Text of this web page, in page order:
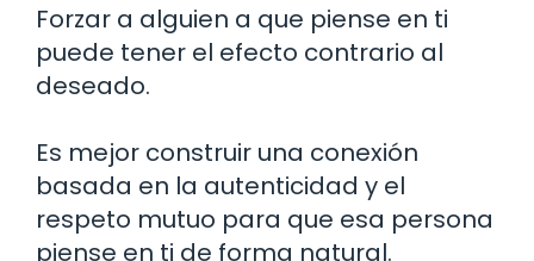
Forzar a alguien a que piense en ti
puede tener el efecto contrario al
deseado.
Es mejor construir una conexión
basada en la autenticidad y el
respeto mutuo para que esa persona
piense en ti de forma natural.